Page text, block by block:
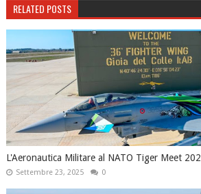
RELATED POSTS
L'Aeronautica Militare al NATO Tiger Meet
Settembre 23, 2025 0